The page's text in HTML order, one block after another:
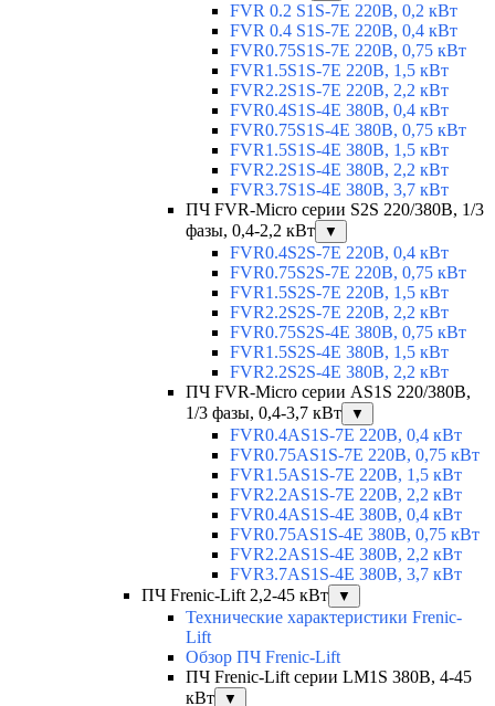
FVR 0.2 S1S-7E 220В, 0,2 кВт
FVR 0.4 S1S-7E 220В, 0,4 кВт
FVR0.75S1S-7E 220В, 0,75 кВт
FVR1.5S1S-7E 220В, 1,5 кВт
FVR2.2S1S-7E 220В, 2,2 кВт
FVR0.4S1S-4E 380В, 0,4 кВт
FVR0.75S1S-4E 380В, 0,75 кВт
FVR1.5S1S-4E 380В, 1,5 кВт
FVR2.2S1S-4E 380В, 2,2 кВт
FVR3.7S1S-4E 380В, 3,7 кВт
ПЧ FVR-Micro серии S2S 220/380В, 1/3
фазы, 0,4-2,2 кВт
▼
FVR0.4S2S-7E 220В, 0,4 кВт
FVR0.75S2S-7E 220В, 0,75 кВт
FVR1.5S2S-7E 220В, 1,5 кВт
FVR2.2S2S-7E 220В, 2,2 кВт
FVR0.75S2S-4E 380В, 0,75 кВт
FVR1.5S2S-4E 380В, 1,5 кВт
FVR2.2S2S-4E 380В, 2,2 кВт
ПЧ FVR-Micro серии AS1S 220/380В,
1/3 фазы, 0,4-3,7 кВт
▼
FVR0.4AS1S-7E 220В, 0,4 кВт
FVR0.75AS1S-7E 220В, 0,75 кВт
FVR1.5AS1S-7E 220В, 1,5 кВт
FVR2.2AS1S-7E 220В, 2,2 кВт
FVR0.4AS1S-4E 380В, 0,4 кВт
FVR0.75AS1S-4E 380В, 0,75 кВт
FVR2.2AS1S-4E 380В, 2,2 кВт
FVR3.7AS1S-4E 380В, 3,7 кВт
ПЧ Frenic-Lift 2,2-45 кВт
▼
Технические характеристики Frenic-
Lift
Обзор ПЧ Frenic-Lift
ПЧ Frenic-Lift серии LM1S 380В, 4-45
кВт
▼